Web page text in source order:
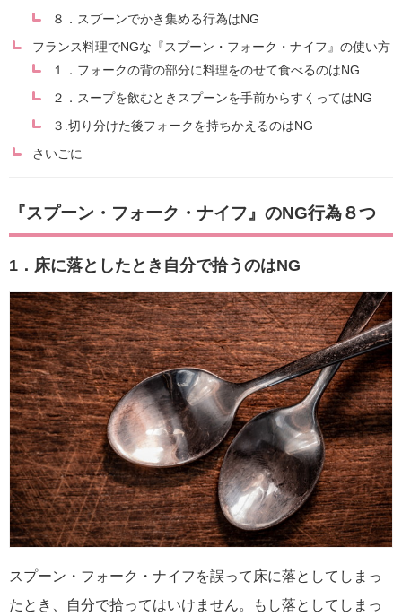
８．スプーンでかき集める行為はNG
フランス料理でNGな『スプーン・フォーク・ナイフ』の使い方
１．フォークの背の部分に料理をのせて食べるのはNG
２．スープを飲むときスプーンを手前からすくってはNG
３.切り分けた後フォークを持ちかえるのはNG
さいごに
『スプーン・フォーク・ナイフ』のNG行為８つ
1．床に落としたとき自分で拾うのはNG
スプーン・フォーク・ナイフを誤って床に落としてしまっ
たとき、自分で拾ってはいけません。もし落としてしまっ